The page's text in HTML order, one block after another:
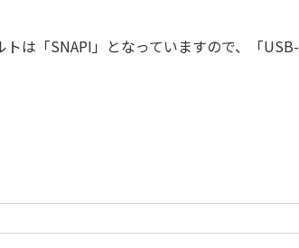
は「SNAPI」となっていますので、「USB-